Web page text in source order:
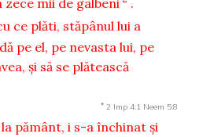
ce plăti, stăpânul lui a
pe el, pe nevasta lui, pe
şi să se plătească
* 2 Imp 4:1 Neem 5:8
pământ, i s-a închinat şi